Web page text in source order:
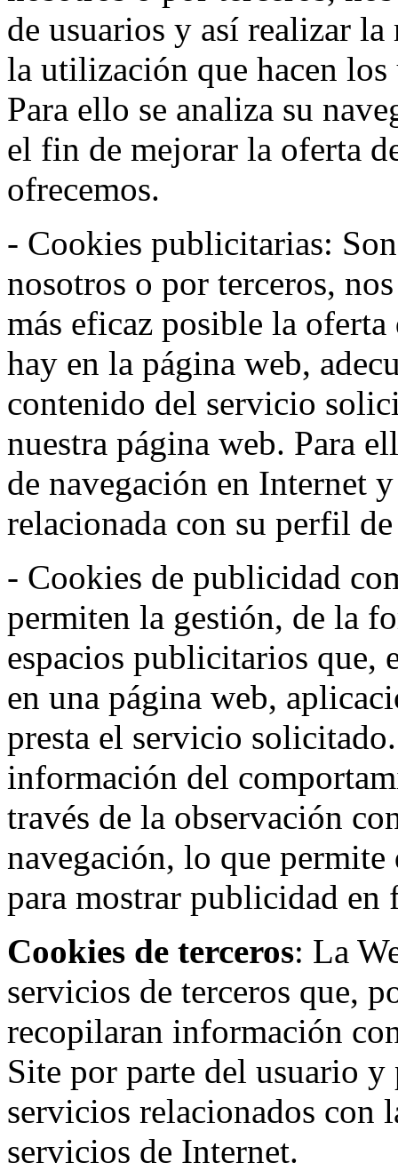
de usuarios y así realizar
la utilización que hacen
Para ello se analiza su
el fin de mejorar la oferta
ofrecemos.
- Cookies publicitarias:
nosotros o por terceros,
más eficaz posible la
hay en la página web,
contenido del servicio
nuestra página web. Para
de navegación en Internet
relacionada con su perfil
- Cookies de publicidad
permiten la gestión, de la
espacios publicitarios que,
en una página web,
presta el servicio
información del
través de la observación
navegación, lo que
para mostrar publicidad
Cookies de terceros: La
servicios de terceros que,
recopilaran información
Site por parte del usuario
servicios relacionados con
servicios de Internet.